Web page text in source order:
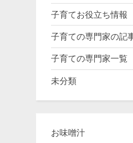
子育てお役立ち情報
子育ての専門家の記
子育ての専門家一覧
未分類
お味噌汁